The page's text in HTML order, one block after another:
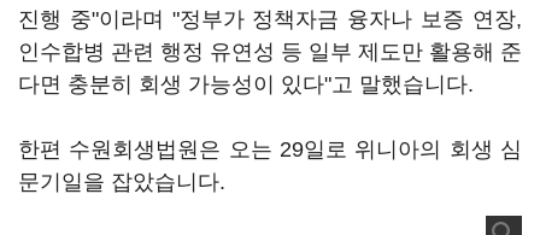
진행 중"이라며 "정부가 정책자금 융자나 보증 연장,
인수합병 관련 행정 유연성 등 일부 제도만 활용해 준
다면 충분히 회생 가능성이 있다"고 말했습니다.
한편 수원회생법원은 오는 29일로 위니아의 회생 심
문기일을 잡았습니다.